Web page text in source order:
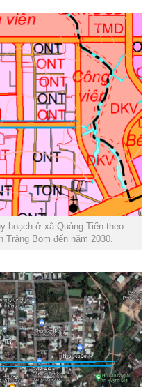
hoạch ở xã Quảng Tiến theo
Trảng Bom đến năm 2030.